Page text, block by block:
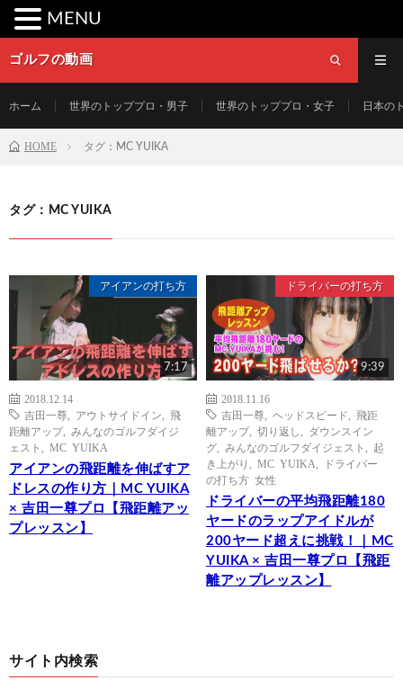
ゴルフの動画
ホーム 世界のトッププロ・男子 世界のトッププロ・女子 日本の
HOME タグ：MC YUIKA
タグ：MC YUIKA
アイアンの打ち方
7:17
2018.12.14
吉田一尊
アウトサイドイン
飛
距離アップ, みんなのゴルフダイジ
ェスト
MC YUIKA
アイアンの飛距離を伸ばすア
ドレスの作り方｜MC YUIKA
× 吉田一尊プロ【飛距離アッ
プレッスン】
ドライバーの打ち方
9:39
2018.11.16
吉田一尊
ヘッドスピード
飛距
離アップ, 切り返し
ダウンスイン
グ
みんなのゴルフダイジェスト
起
き上がり
MC YUIKA
ドライバー
の打ち方 女性
ドライバーの平均飛距離180
ヤードのラップアイドルが
200ヤード超えに挑戦！｜MC
YUIKA × 吉田一尊プロ【飛距
離アップレッスン】
サイト内検索
MENU